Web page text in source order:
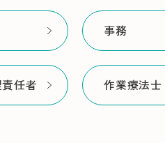
事務
任者 作業療法士